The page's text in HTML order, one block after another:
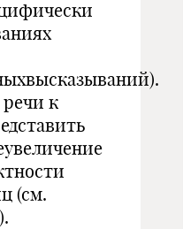
к
(см.